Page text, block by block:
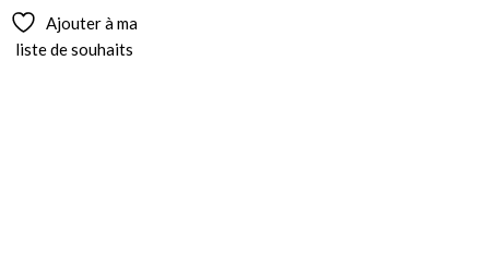
Ajouter à ma
liste de souhaits